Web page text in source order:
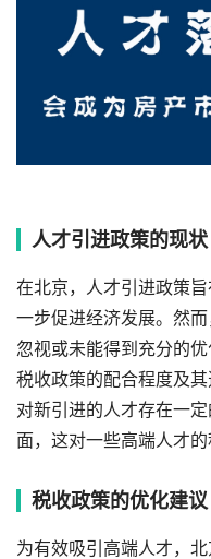
人才引进政策的现状
在北京，人才引进政策
一步促进经济发展。然
忽视或未能得到充分的
税收政策的配合程度及
对新引进的人才存在一
面，这对一些高端人才的
税收政策的优化建议
为有效吸引高端人才，